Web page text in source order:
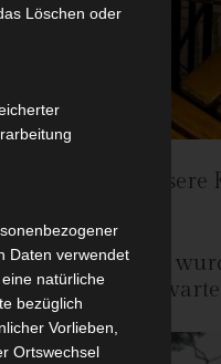
begleitet unsere
Überraschung
auf ihn
Löschen oder
Daten verwendet
natürliche
bezüglich
Vorlieben,
Ortswechsel